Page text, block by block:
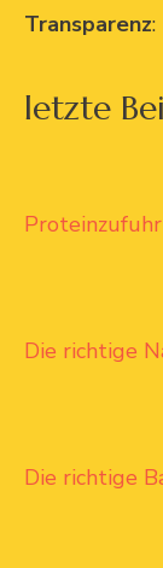
Transparenz
letzte
Die richtige
Die richtige